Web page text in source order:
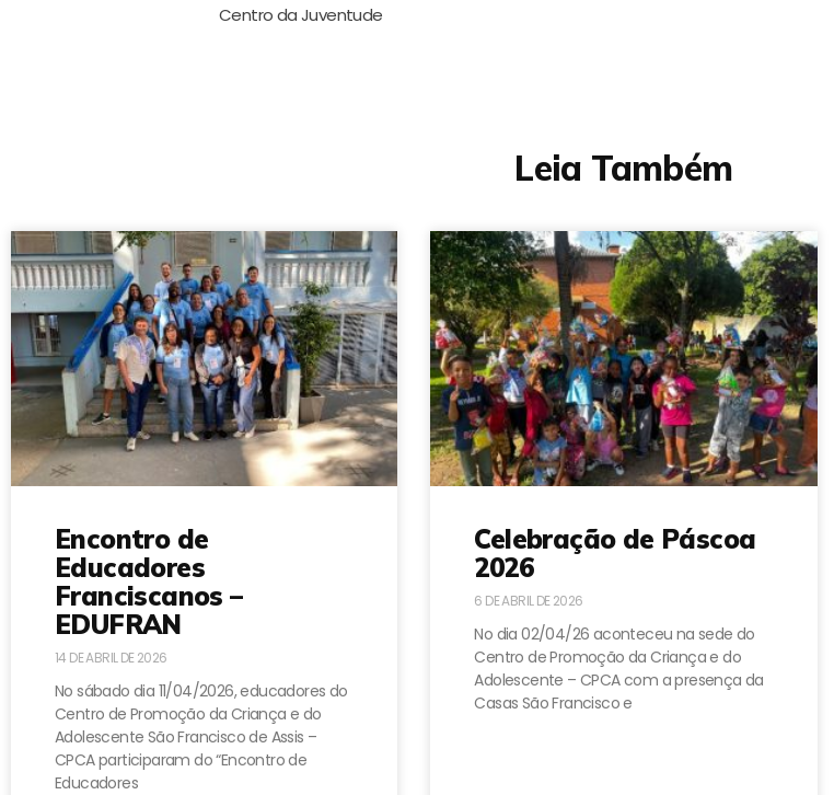
Centro da Juventude
Leia Também
Encontro de
Educadores
Franciscanos –
EDUFRAN
14 DE ABRIL DE 2026
No sábado dia 11/04/2026, educadores do
Centro de Promoção da Criança e do
Adolescente São Francisco de Assis –
CPCA participaram do “Encontro de
Educadores
Celebração de Páscoa
2026
6 DE ABRIL DE 2026
No dia 02/04/26 aconteceu na sede do
Centro de Promoção da Criança e do
Adolescente – CPCA com a presença da
Casas São Francisco e